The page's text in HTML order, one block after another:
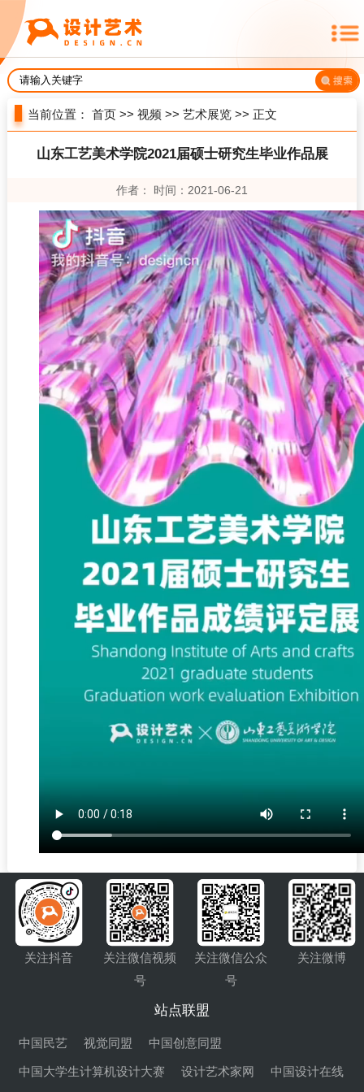
当前位置：首页 >>视频 >>艺术展览 >> 正文
山东工艺美术学院2021届硕士研究生毕业作品展
作者： 时间：2021-06-21
关注抖音
关注微信视频
号
关注微信公众
号
关注微博
站点联盟
中国民艺 视觉同盟 中国创意同盟
中国大学生计算机设计大赛 设计艺术家网 中国设计在线